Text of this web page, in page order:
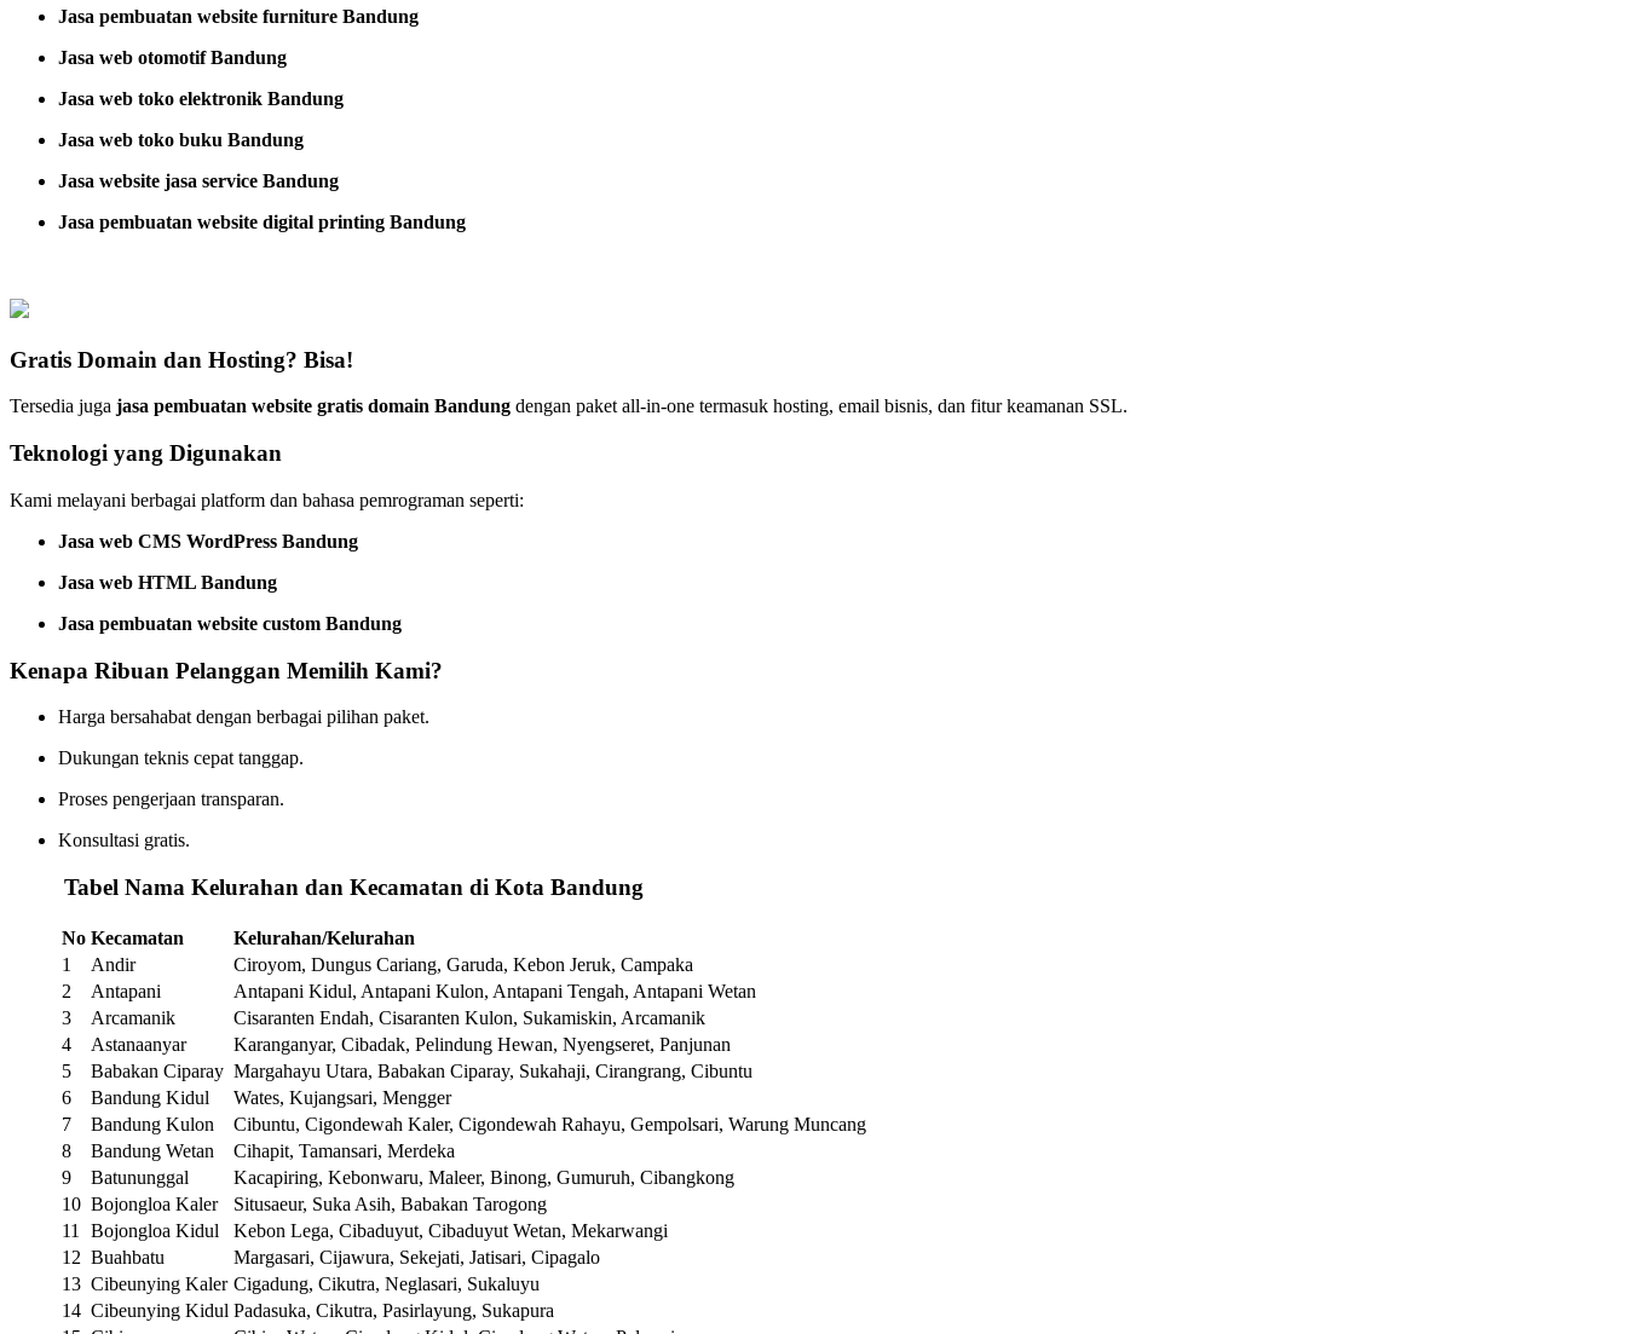
Jasa pembuatan website furniture Bandung
Jasa web otomotif Bandung
Jasa web toko elektronik Bandung
Jasa web toko buku Bandung
Jasa website jasa service Bandung
Jasa pembuatan website digital printing Bandung
Gratis Domain dan Hosting? Bisa!
Tersedia juga jasa pembuatan website gratis domain Bandung dengan paket all-in-one termasuk hosting, email bisnis, dan fitur keamanan SSL.
Teknologi yang Digunakan
Kami melayani berbagai platform dan bahasa pemrograman seperti:
Jasa web CMS WordPress Bandung
Jasa web HTML Bandung
Jasa pembuatan website custom Bandung
Kenapa Ribuan Pelanggan Memilih Kami?
Harga bersahabat dengan berbagai pilihan paket.
Dukungan teknis cepat tanggap.
Proses pengerjaan transparan.
Konsultasi gratis.
Tabel Nama Kelurahan dan Kecamatan di Kota Bandung
No Kecamatan
Kelurahan/Kelurahan
1
Andir
Ciroyom, Dungus Cariang, Garuda, Kebon Jeruk, Campaka
2
Antapani
Antapani Kidul, Antapani Kulon, Antapani Tengah, Antapani Wetan
3
Arcamanik
Cisaranten Endah, Cisaranten Kulon, Sukamiskin, Arcamanik
4
Astanaanyar
Karanganyar, Cibadak, Pelindung Hewan, Nyengseret, Panjunan
5
Babakan Ciparay Margahayu Utara, Babakan Ciparay, Sukahaji, Cirangrang, Cibuntu
6
Bandung Kidul
Wates, Kujangsari, Mengger
7
Bandung Kulon
Cibuntu, Cigondewah Kaler, Cigondewah Rahayu, Gempolsari, Warung Muncang
8
Bandung Wetan
Cihapit, Tamansari, Merdeka
9
Batununggal
Kacapiring, Kebonwaru, Maleer, Binong, Gumuruh, Cibangkong
10 Bojongloa Kaler
Situsaeur, Suka Asih, Babakan Tarogong
11
Bojongloa Kidul
Kebon Lega, Cibaduyut, Cibaduyut Wetan, Mekarwangi
12 Buahbatu
Margasari, Cijawura, Sekejati, Jatisari, Cipagalo
13 Cibeunying Kaler Cigadung, Cikutra, Neglasari, Sukaluyu
14 Cibeunying Kidul Padasuka, Cikutra, Pasirlayung, Sukapura